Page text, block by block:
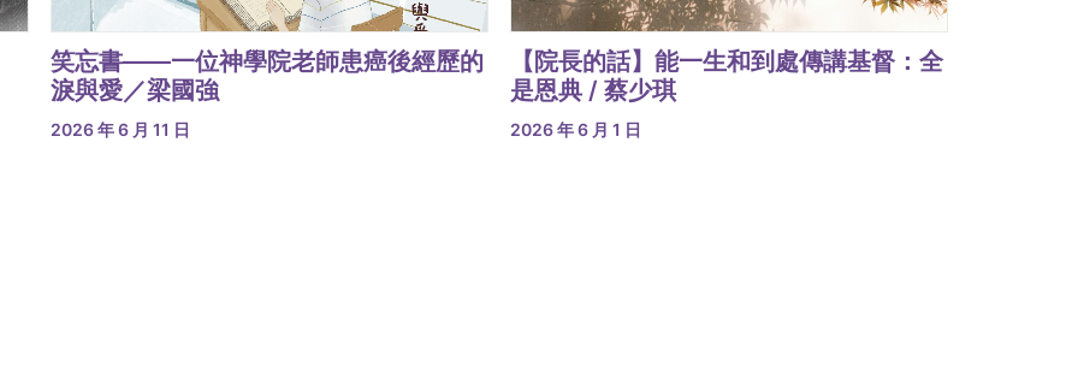
笑忘書——一位神學院老師患癌後經歷的
淚與愛／梁國強
2026 年 6 月 11 日
【院長的話】能一生和到處傳講基督：全
是恩典 / 蔡少琪
2026 年 6 月 1 日